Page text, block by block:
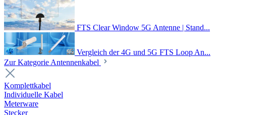
FTS Clear Window 5G Antenne | Stand...
Vergleich der 4G und 5G FTS Loop An...
Zur Kategorie Antennenkabel
Komplettkabel
Individuelle Kabel
Meterware
Stecker